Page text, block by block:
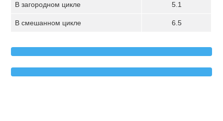
В загородном цикле 5.1
В смешанном цикле 6.5